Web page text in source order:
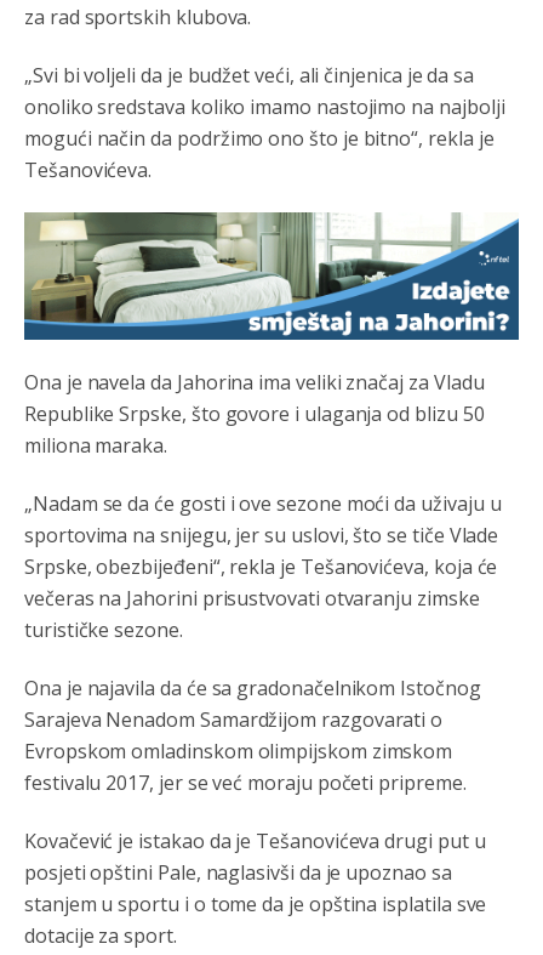
za rad sportskih klubova.
„Svi bi voljeli da je budžet veći, ali činjenica je da sa
onoliko sredstava koliko imamo nastojimo na najbolji
mogući način da podržimo ono što je bitno“, rekla je
Tešanovićeva.
Ona je navela da Jahorina ima veliki značaj za Vladu
Republike Srpske, što govore i ulaganja od blizu 50
miliona maraka.
„Nadam se da će gosti i ove sezone moći da uživaju u
sportovima na snijegu, jer su uslovi, što se tiče Vlade
Srpske, obezbijeđeni“, rekla je Tešanovićeva, koja će
večeras na Jahorini prisustvovati otvaranju zimske
turističke sezone.
Ona je najavila da će sa gradonačelnikom Istočnog
Sarajeva Nenadom Samardžijom razgovarati o
Evropskom omladinskom olimpijskom zimskom
festivalu 2017, jer se već moraju početi pripreme.
Kovačević je istakao da je Tešanovićeva drugi put u
posjeti opštini Pale, naglasivši da je upoznao sa
stanjem u sportu i o tome da je opština isplatila sve
dotacije za sport.
Анонимно2800787 јуче
isporuka vode za Sarajevo je smanjena zbog kvara na
cevovodu,majstori iz sarajevskog vodovoda dolaze da
Анонимно2553747 јуче 7:41
Šarović i dodik upotri***še svoje đžokere za izazivanje
predizbornoghaosa.Opet